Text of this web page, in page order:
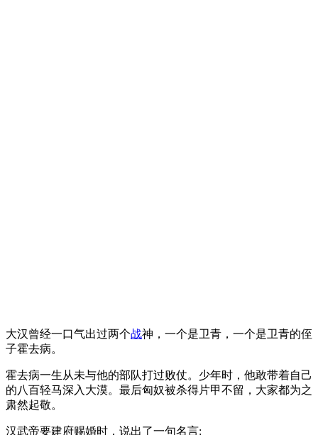
大汉曾经一口气出过两个战神，一个是卫青，一个是卫青的侄
子霍去病。
霍去病一生从未与他的部队打过败仗。少年时，他敢带着自己
的八百轻马深入大漠。最后匈奴被杀得片甲不留，大家都为之
肃然起敬。
汉武帝要建府赐婚时，说出了一句名言: